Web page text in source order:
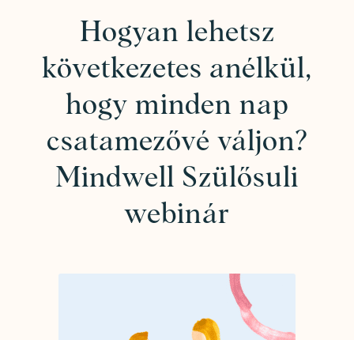
Hogyan lehetsz
következetes anélkül,
hogy minden nap
csatamezővé váljon?
Mindwell Szülősuli
webinár